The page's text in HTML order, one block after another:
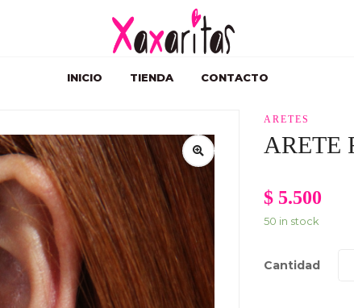
INICIO TIENDA CONTACTO
ARETES
ARETE
$ 5.500
50 in stock
Cantidad